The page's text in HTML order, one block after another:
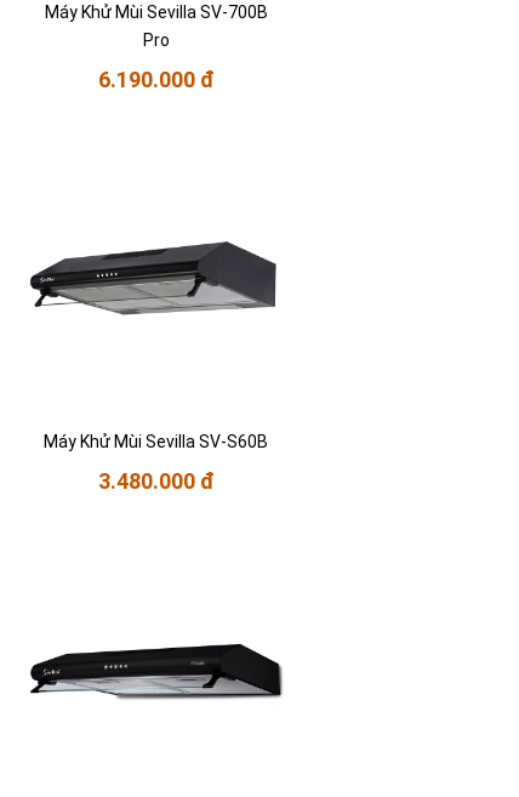
Máy Khử Mùi Sevilla SV-700B
Pro
6.190.000 đ
Máy Khử Mùi Sevilla SV-S60B
3.480.000 đ